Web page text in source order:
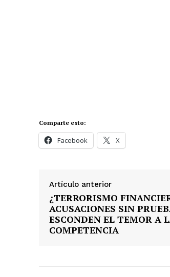
Comparte esto:
Facebook X
Artículo anterior
¿TERRORISMO
ACUSACIONES SIN
ESCONDEN EL TEMOR A
COMPETENCIA